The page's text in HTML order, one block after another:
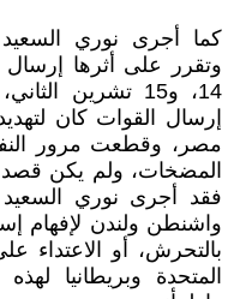
كما أجرى نوري السعيد
وتقرر على أثرها
14، و15 تشرين
إرسال القوات كان
مصر، وقطعت مرور
المضخات، ولم يكن قصد
فقد أجرى نوري
واشنطن ولندن لإفهام
بالتحرش، أو الاعتداء
المتحدة وبريطانيا